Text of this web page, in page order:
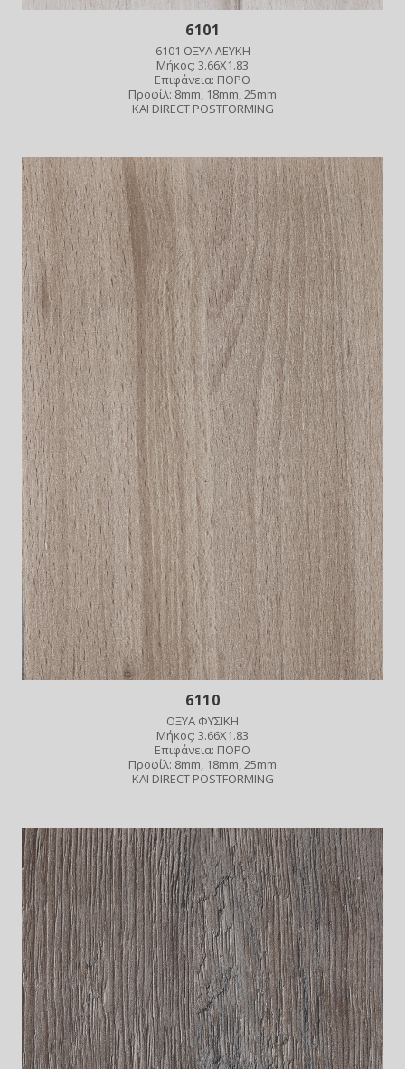
6101
6101 ΟΞΥΑ ΛΕΥΚΗ
Μήκος: 3.66X1.83
Επιφάνεια: ΠΟΡΟ
Προφίλ: 8mm, 18mm, 25mm
ΚΑΙ DIRECT POSTFORMING
6110
ΟΞΥΑ ΦΥΣΙΚΗ
Μήκος: 3.66X1.83
Επιφάνεια: ΠΟΡΟ
Προφίλ: 8mm, 18mm, 25mm
ΚΑΙ DIRECT POSTFORMING